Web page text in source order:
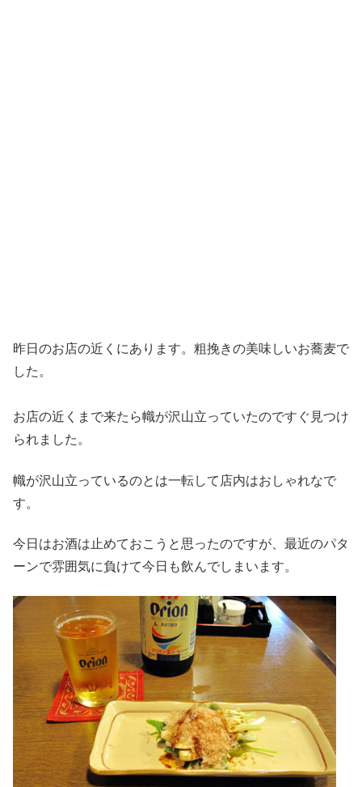
昨日のお店の近くにあります。粗挽きの美味しいお蕎麦で
した。
お店の近くまで来たら幟が沢山立っていたのですぐ見つけ
られました。
幟が沢山立っているのとは一転して店内はおしゃれなで
す。
今日はお酒は止めておこうと思ったのですが、最近のパタ
ーンで雰囲気に負けて今日も飲んでしまいます。